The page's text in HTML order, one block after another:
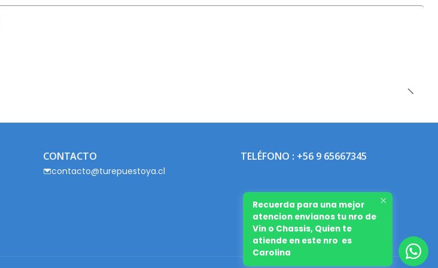
CONTACTO
contacto@turepuestoya.cl
TELÉFONO : +56 9 65667345
Recuerda para una mejor
atencion envianos tu nro de
Vin o Chassis, Quien te
atiende en este nro es
Carolina